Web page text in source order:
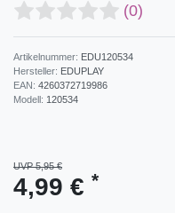
(0)
Artikelnummer: EDU120534
Hersteller: EDUPLAY
EAN: 4260372719986
Modell: 120534
UVP 5,95 €
4,99 € *